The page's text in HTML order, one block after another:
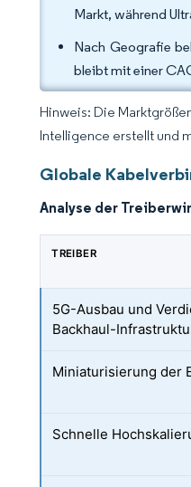
Markt, während
Nach Geografie
bleibt mit einer
Hinweis: Die
Intelligence erstellt und
Globale
Analyse der
TREIBER
5G-Ausbau und
Backhaul-
Miniaturisierung der
Schnelle